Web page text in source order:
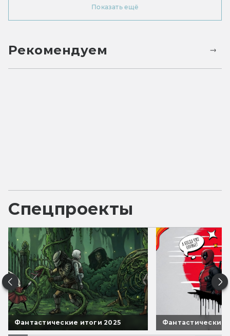
Показать ещё
Рекомендуем
Спецпроекты
Фантастические итоги 2025 Фантастические